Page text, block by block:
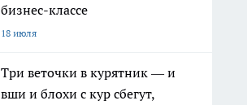
бизнес-классе
18 июля
Три веточки в курятник — и
вши и блохи с кур сбегут,